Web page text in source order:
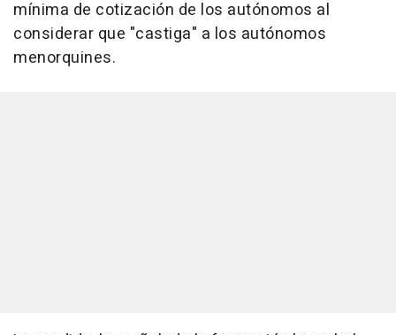
mínima de cotización de los autónomos al
considerar que "castiga" a los autónomos
menorquines.